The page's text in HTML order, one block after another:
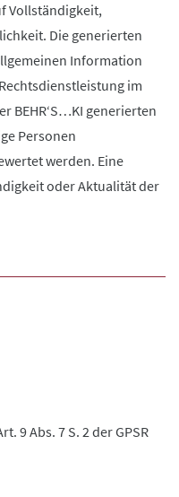
Vollständigkeit,
Die generierten
Information
im
BEHR‘S…KI generierten
Personen
werden. Eine
oder Aktualität der
9 Abs. 7 S. 2 der GPSR